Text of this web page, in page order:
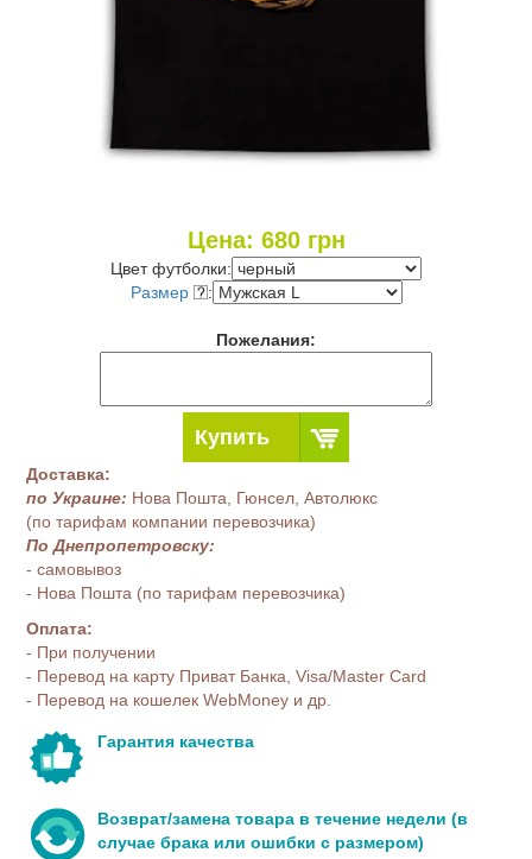
Цена: 680грн
Цвет футболки:
Размер
:
Пожелания:
Купить
Доставка:
по Украине: Нова Пошта, Гюнсел, Автолюкс
(по тарифам компании перевозчика)
По Днепропетровску:
- самовывоз
- Нова Пошта (по тарифам перевозчика)
Оплата:
- При получении
- Перевод на карту Приват Банка, Visa/Master Card
- Перевод на кошелек WebMoney и др.
Гарантия качества
Возврат/замена товара в течение недели (в
случае брака или ошибки с размером)